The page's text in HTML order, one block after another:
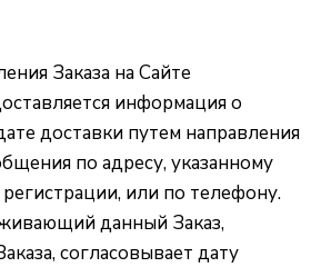
Заказа на Сайте
информация о
доставки путем направления
по адресу, указанному
или по телефону.
данный Заказ,
согласовывает дату